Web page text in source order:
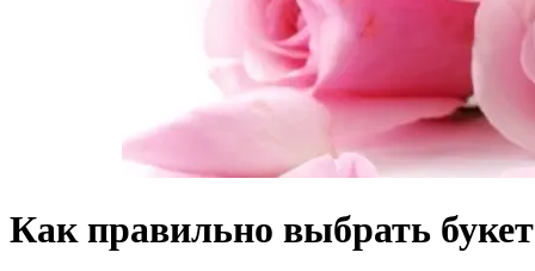
Как правильно выбрать